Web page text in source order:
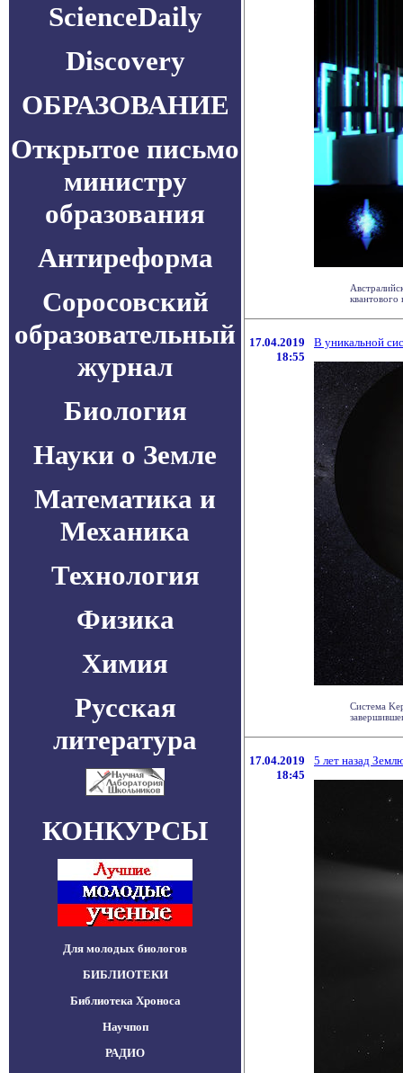
ScienceDaily
Discovery
ОБРАЗОВАНИЕ
Открытое письмо
министру
образования
Антиреформа
Соросовский
образовательный
журнал
Биология
Науки о Земле
Математика и
Механика
Технология
Физика
Химия
Русская
литература
КОНКУРСЫ
Для молодых биологов
БИБЛИОТЕКИ
Библиотека Хроноса
Научпоп
РАДИО
17.04.2019
18:55
В уникальной
Система
17.04.2019
18:45
5 лет назад